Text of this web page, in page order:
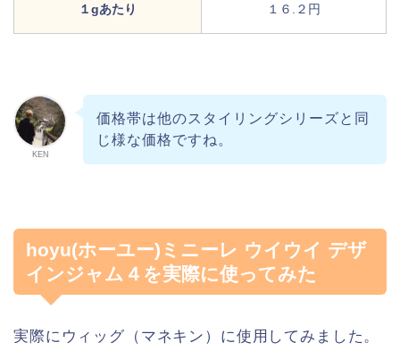
１gあたり １６.２円
KEN
価格帯は他のスタイリングシリーズと同
じ様な価格ですね。
hoyu(ホーユー)ミニーレ ウイウイ デザ
インジャム４を実際に使ってみた
実際にウィッグ（マネキン）に使用してみました。